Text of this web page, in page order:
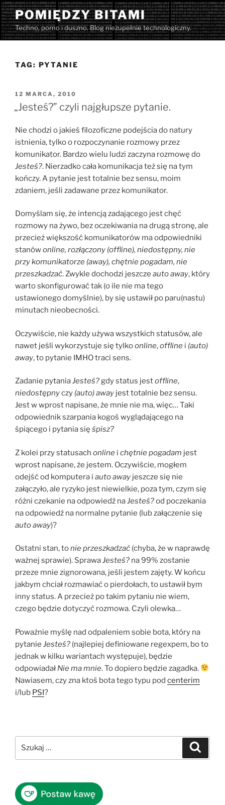
Przejdź
do
treści
POMIĘDZY BITAMI
Techno, porno i duszno. Blog niezupełnie technologiczny.
TAG: PYTANIE
OPUBLIKOWANE
W
12 MARCA, 2010
„Jesteś?” czyli najgłupsze pytanie.
Nie chodzi o jakieś filozoficzne podejścia do natury
istnienia, tylko o rozpoczynanie rozmowy przez
komunikator. Bardzo wielu ludzi zaczyna rozmowę do
Jesteś?. Nierzadko cała komunikacja też się na tym
kończy. A pytanie jest totalnie bez sensu, moim
zdaniem, jeśli zadawane przez komunikator.
Domyślam się, że intencją zadającego jest chęć
rozmowy na żywo, bez oczekiwania na drugą stronę, ale
przecież większość komunikatorów ma odpowiedniki
stanówonline, rozłączony (offline), niedostępny, nie
przy komunikatorze (away), chętnie pogadam, nie
przeszkadzać. Zwykle dochodzi jeszcze auto away, który
warto skonfigurować tak (o ile nie ma tego
ustawionego domyślnie), by się ustawił po paru(nastu)
minutach nieobecności.
Oczywiście, nie każdy używa wszystkich statusów, ale
nawet jeśli wykorzystuje się tylkoonline,offline i (auto)
away, to pytanie IMHO traci sens.
Zadanie pytaniaJesteś?gdy status jestoffline,
niedostępnyczy (auto) away jest totalnie bez sensu.
Jest w wprost napisane, że mnie nie ma, więc… Taki
odpowiednik szarpania kogoś wyglądającego na
śpiącego i pytania się śpisz?
Z kolei przy statusach online i chętnie pogadam jest
wprost napisane, że jestem. Oczywiście, mogłem
odejść od komputera i auto away jeszcze się nie
załączyło, ale ryzyko jest niewielkie, poza tym, czym się
różni czekanie na odpowiedź naJesteś?od poczekania
na odpowiedź na normalne pytanie (lub załączenie się
auto away)?
Ostatni stan, tonie przeszkadzać (chyba, że w naprawdę
ważnej sprawie). SprawaJesteś? na 99% zostanie
przeze mnie zignorowana, jeśli jestem zajęty. W końcu
jakbym chciał rozmawiać o pierdołach, to ustawił bym
inny status. A przecież po takim pytaniu nie wiem,
czego będzie dotyczyć rozmowa. Czyli olewka…
Poważnie myślę nad odpaleniem sobie bota, który na
pytanie Jesteś? (najlepiej definiowane regexpem, bo to
jednak w kilku wariantach występuje), będzie
odpowiadał Nie ma mnie. To dopiero będzie zagadka.
Nawiasem, czy zna ktoś bota tego typu pod centerim
i/lub PSI?